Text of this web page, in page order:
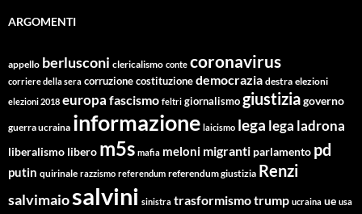
ARGOMENTI
appello berlusconi clericalismo conte coronavirus
corriere della sera corruzionecostituzionedemocrazia destra elezioni
elezioni 2018 europa fascismo feltri giornalismogiustiziagoverno
guerra ucraina informazione laicismo lega lega ladrona
liberalismo libero m5s mafia meloni migranti parlamento pd
putin quirinale razzismo referendum referendum giustizia Renzi
salvimaiosalvini sinistra trasformismotrump ucraina ue usa